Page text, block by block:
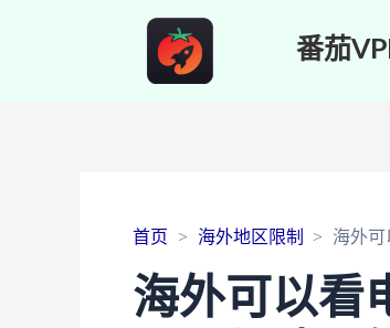
番茄
首页 海外地区限制 海外
海外可以看